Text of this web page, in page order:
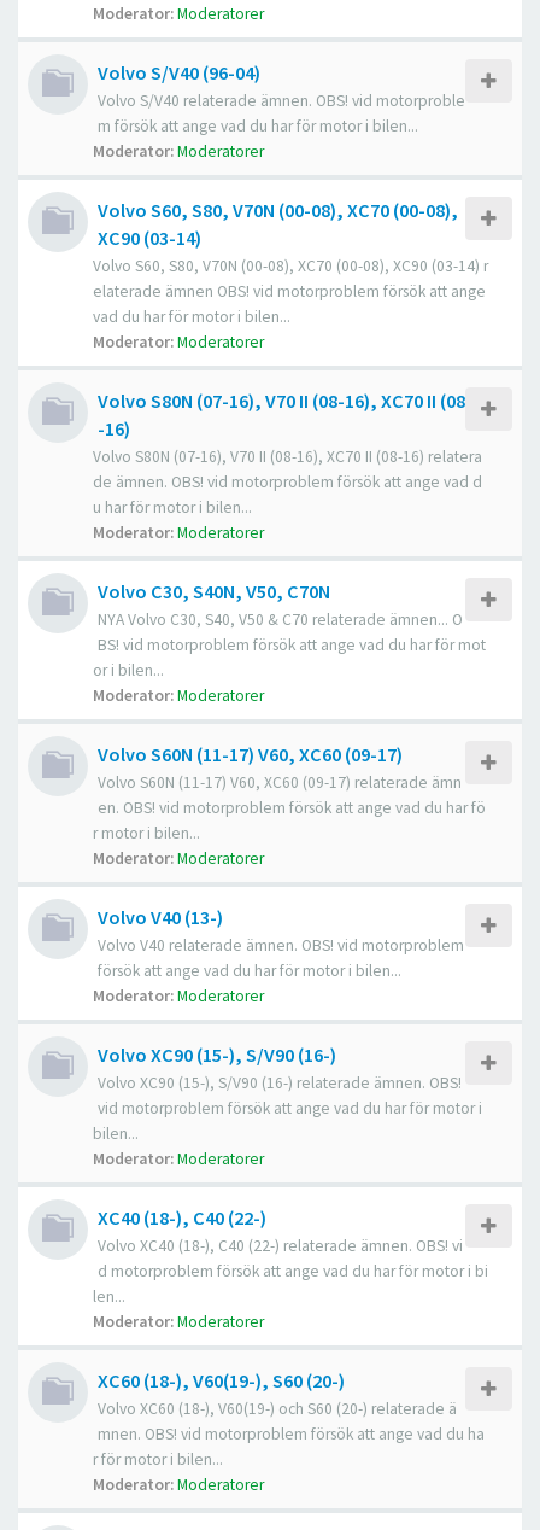
Moderator:Moderatorer
Volvo S/V40 (96-04)
Volvo S/V40 relaterade ämnen. OBS! vid motorproble
m försök att ange vad du har för motor i bilen...
Moderator:Moderatorer
Volvo S60, S80, V70N (00-08), XC70 (00-08),
XC90 (03-14)
Volvo S60, S80, V70N (00-08), XC70 (00-08), XC90 (03-14) r
elaterade ämnen OBS! vid motorproblem försök att ange
vad du har för motor i bilen...
Moderator:Moderatorer
Volvo S80N (07-16), V70 II (08-16), XC70 II (08
-16)
Volvo S80N (07-16), V70 II (08-16), XC70 II (08-16) relatera
de ämnen. OBS! vid motorproblem försök att ange vad d
u har för motor i bilen...
Moderator:Moderatorer
Volvo C30, S40N, V50, C70N
NYA Volvo C30, S40, V50 & C70 relaterade ämnen... O
BS! vid motorproblem försök att ange vad du har för mot
or i bilen...
Moderator:Moderatorer
Volvo S60N (11-17) V60, XC60 (09-17)
Volvo S60N (11-17) V60, XC60 (09-17) relaterade ämn
en. OBS! vid motorproblem försök att ange vad du har fö
r motor i bilen...
Moderator:Moderatorer
Volvo V40 (13-)
Volvo V40 relaterade ämnen. OBS! vid motorproblem
försök att ange vad du har för motor i bilen...
Moderator:Moderatorer
Volvo XC90 (15-), S/V90 (16-)
Volvo XC90 (15-), S/V90 (16-) relaterade ämnen. OBS!
vid motorproblem försök att ange vad du har för motor i
bilen...
Moderator:Moderatorer
XC40 (18-), C40 (22-)
Volvo XC40 (18-), C40 (22-) relaterade ämnen. OBS! vi
d motorproblem försök att ange vad du har för motor i bi
len...
Moderator:Moderatorer
XC60 (18-), V60(19-), S60 (20-)
Volvo XC60 (18-), V60(19-) och S60 (20-) relaterade ä
mnen. OBS! vid motorproblem försök att ange vad du ha
r för motor i bilen...
Moderator:Moderatorer